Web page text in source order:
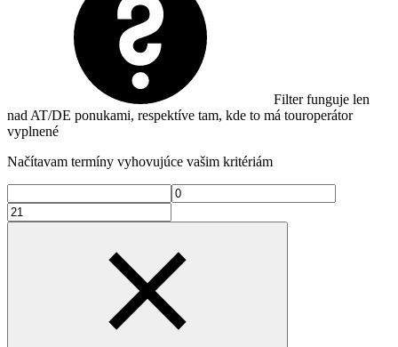
Filter funguje len
nad AT/DE ponukami, respektíve tam, kde to má touroperátor
vyplnené
Načítavam termíny vyhovujúce vašim kritériám